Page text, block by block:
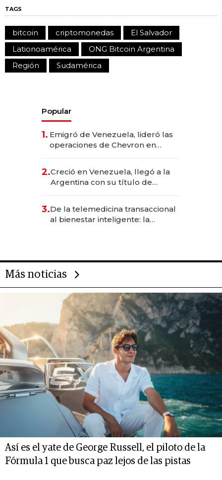
TAGS
bitcoin criptomonedas
El Salvador
Lationoamérica
ONG Bitcoin Argentina
Región
Sudamérica
Popular
1. Emigró de Venezuela, lideró las
operaciones de Chevron en
2.Creció en Venezuela, llegó a la
Argentina con su título de
las marcas "fast premium"
3.De la telemedicina transaccional
al bienestar inteligente: la
Más noticias
Así es el yate de George Russell, el piloto de la
Fórmula 1 que busca paz lejos de las pistas